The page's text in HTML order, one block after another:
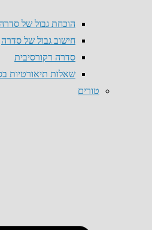
הוכחת גבול של
חישוב גבול של סדרה
סדרה רקורסיבית
שאלות תיאורטיות
טורים